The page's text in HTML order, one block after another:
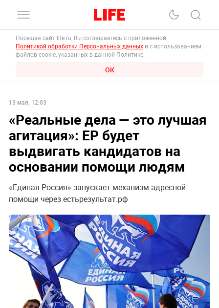
Посещая сайт life.ru, Вы соглашаетесь с приложенной
Политикой обработки Персональных данных и с использованием
файлов cookie, указанных в данной Политике.
ОК
13 мая, 12:03
«Реальные дела — это лучшая
агитация»: ЕР будет
выдвигать кандидатов на
основании помощи людям
«Единая Россия» запускает механизм адресной
помощи через естьрезультат.рф